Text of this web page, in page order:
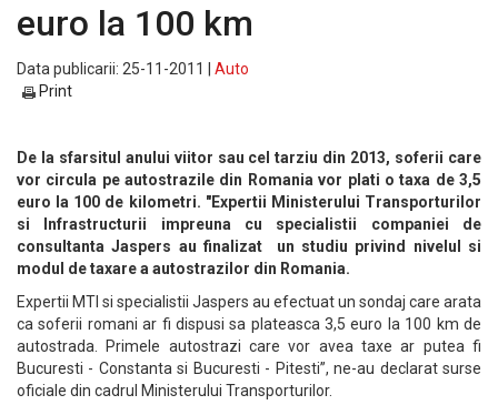
euro la 100 km
Data publicarii: 25-11-2011 | Auto
Print
De la sfarsitul anului viitor sau cel tarziu din 2013, soferii care
vor circula pe autostrazile din Romania vor plati o taxa de 3,5
euro la 100 de kilometri. "Expertii Ministerului Transporturilor
si Infrastructurii impreuna cu specialistii companiei de
consultanta Jaspers au finalizat un studiu privind nivelul si
modul de taxare a autostrazilor din Romania.
Expertii MTI si specialistii Jaspers au efectuat un sondaj care arata
ca soferii romani ar fi dispusi sa plateasca 3,5 euro la 100 km de
autostrada. Primele autostrazi care vor avea taxe ar putea fi
Bucuresti - Constanta si Bucuresti - Pitesti”, ne-au declarat surse
oficiale din cadrul Ministerului Transporturilor.